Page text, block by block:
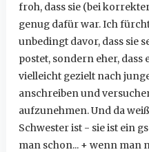
froh, dass sie (bei
genug dafür war. Ich
unbedingt davor, dass sie
postet, sondern eher, dass
vielleicht gezielt nach
anschreiben und
aufzunehmen. Und da
Schwester ist - sie ist ein
man schon... + wenn man